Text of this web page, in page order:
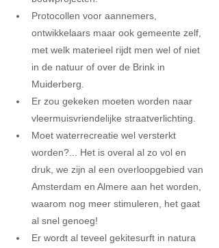
Protocollen voor aannemers,
ontwikkelaars maar ook gemeente zelf,
met welk materieel rijdt men wel of niet
in de natuur of over de Brink in
Muiderberg.
Er zou gekeken moeten worden naar
vleermuisvriendelijke straatverlichting.
Moet waterrecreatie wel versterkt
worden?... Het is overal al zo vol en
druk, we zijn al een overloopgebied van
Amsterdam en Almere aan het worden,
waarom nog meer stimuleren, het gaat
al snel genoeg!
Er wordt al teveel gekitesurft in natura